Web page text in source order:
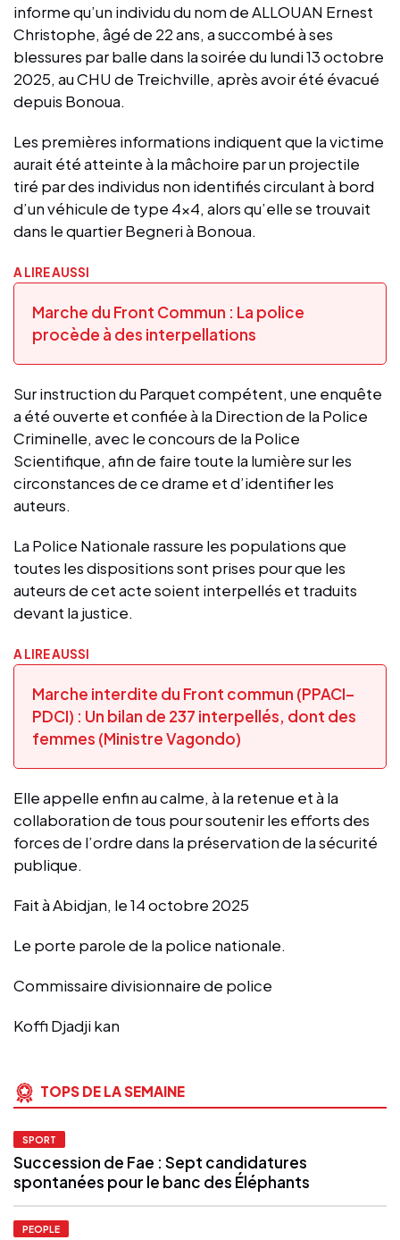
informe qu’un individu du nom de ALLOUAN Ernest
Christophe, âgé de 22 ans, a succombé à ses
blessures par balle dans la soirée du lundi 13 octobre
2025, au CHU de Treichville, après avoir été évacué
depuis Bonoua.
Les premières informations indiquent que la victime
aurait été atteinte à la mâchoire par un projectile
tiré par des individus non identifiés circulant à bord
d’un véhicule de type 4×4, alors qu’elle se trouvait
dans le quartier Begneri à Bonoua.
A LIRE AUSSI
Marche du Front Commun : La police
procède à des interpellations
Sur instruction du Parquet compétent, une enquête
a été ouverte et confiée à la Direction de la Police
Criminelle, avec le concours de la Police
Scientifique, afin de faire toute la lumière sur les
circonstances de ce drame et d’identifier les
auteurs.
La Police Nationale rassure les populations que
toutes les dispositions sont prises pour que les
auteurs de cet acte soient interpellés et traduits
devant la justice.
A LIRE AUSSI
Marche interdite du Front commun (PPACI–
PDCI) : Un bilan de 237 interpellés, dont des
femmes (Ministre Vagondo)
Elle appelle enfin au calme, à la retenue et à la
collaboration de tous pour soutenir les efforts des
forces de l’ordre dans la préservation de la sécurité
publique.
Fait à Abidjan, le 14 octobre 2025
Le porte parole de la police nationale.
Commissaire divisionnaire de police
Koffi Djadji kan
TOPS DE LA SEMAINE
SPORT
Succession de Fae : Sept candidatures
spontanées pour le banc des Éléphants
PEOPLE